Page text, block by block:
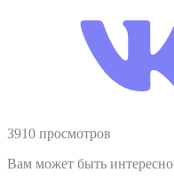
3910 просмотров
Вам может быть интересно